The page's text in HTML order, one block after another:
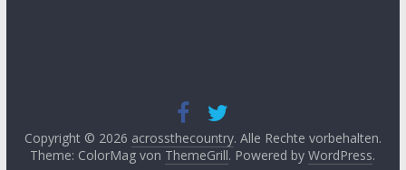
Copyright © 2026 acrossthecountry. Alle Rechte vorbehalten.
Theme: ColorMag von ThemeGrill. Powered byWordPress.